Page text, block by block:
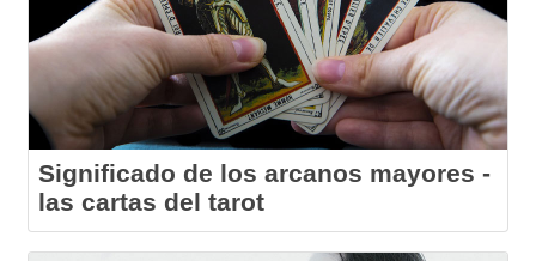
Significado de los arcanos mayores -
las cartas del tarot